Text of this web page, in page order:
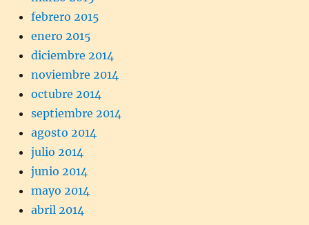
febrero 2015
enero 2015
diciembre 2014
noviembre 2014
octubre 2014
septiembre 2014
agosto 2014
julio 2014
junio 2014
mayo 2014
abril 2014